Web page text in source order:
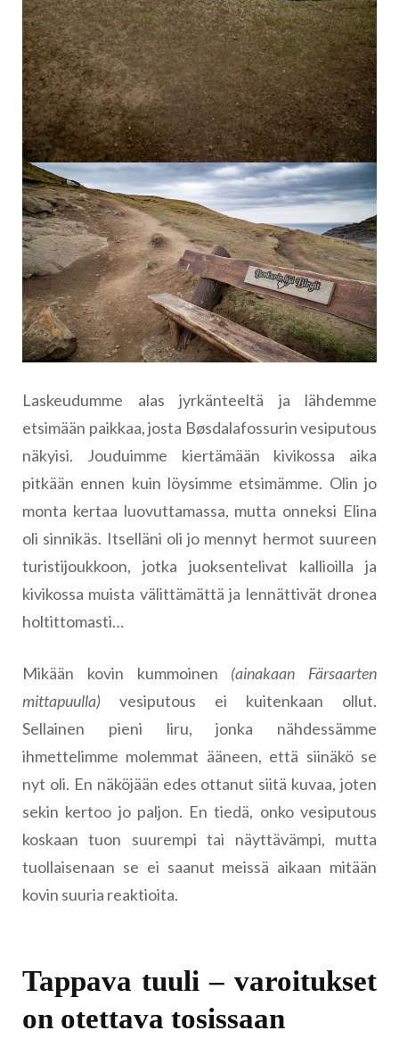
Laskeudumme alas jyrkänteeltä ja lähdemme
etsimään paikkaa, josta Bøsdalafossurin vesiputous
näkyisi. Jouduimme kiertämään kivikossa aika
pitkään ennen kuin löysimme etsimämme. Olin jo
monta kertaa luovuttamassa, mutta onneksi Elina
oli sinnikäs. Itselläni oli jo mennyt hermot suureen
turistijoukkoon, jotka juoksentelivat kallioilla ja
kivikossa muista välittämättä ja lennättivät dronea
holtittomasti…
Mikään kovin kummoinen (ainakaan Färsaarten
mittapuulla) vesiputous ei kuitenkaan ollut.
Sellainen pieni liru, jonka nähdessämme
ihmettelimme molemmat ääneen, että siinäkö se
nyt oli. En näköjään edes ottanut siitä kuvaa, joten
sekin kertoo jo paljon. En tiedä, onko vesiputous
koskaan tuon suurempi tai näyttävämpi, mutta
tuollaisenaan se ei saanut meissä aikaan mitään
kovin suuria reaktioita.
Tappava tuuli – varoitukset
on otettava tosissaan